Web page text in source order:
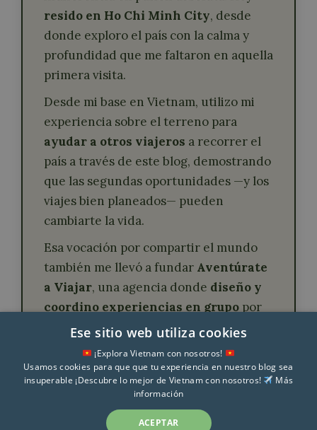
resido en Ho Chi Minh City, desde
donde exploro el país con la calma y
profundidad que me faltaron en aquella
primera visita.
Desde mi base en Vietnam, utilizo mi
experiencia sobre el terreno para
ayudar a otros viajeros a recorrer el
país a través de este blog, demostrando
que las segundas oportunidades —y los
viajes bien planeados— pueden
cambiarte la vida.
Esa vocación por compartir el mundo
también me llevó a fundar Aventúrate
a Viajar, una agencia donde diseño y
coordino experiencias en grupo por
Vietnam y otros muchos países.
© Viajar por Vietnam 2026 | Todos los derechos reservados |
Ese sitio web utiliza cookies
¡Explora Vietnam con nosotros!
Usamos cookies para que que tu experiencia en nuestro blog sea
insuperable ¡Descubre lo mejor de Vietnam con nosotros!
Más
información
ACEPTAR